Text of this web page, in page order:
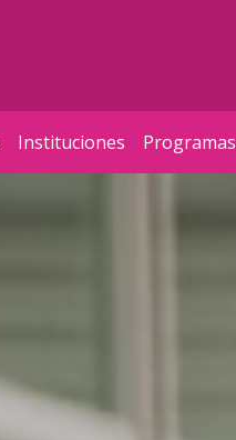
Instituciones Programas